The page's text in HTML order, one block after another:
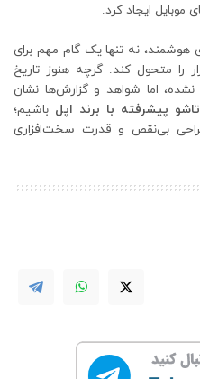
نه تنها یک گام مهم برای
را متحول کند. گرچه هنوز تاریخ
اما شواهد و گزارش‌ها نشان
پیشرفته با برند اپل باشیم؛
بی‌نقص و قدرت سخت‌افزاری